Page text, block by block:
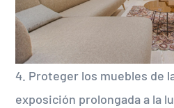
4. Proteger los muebles de
exposición prolongada a la